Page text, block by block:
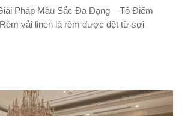
Pháp Màu Sắc Đa Dạng – Tô Điểm
vải linen là rèm được dệt từ sợi